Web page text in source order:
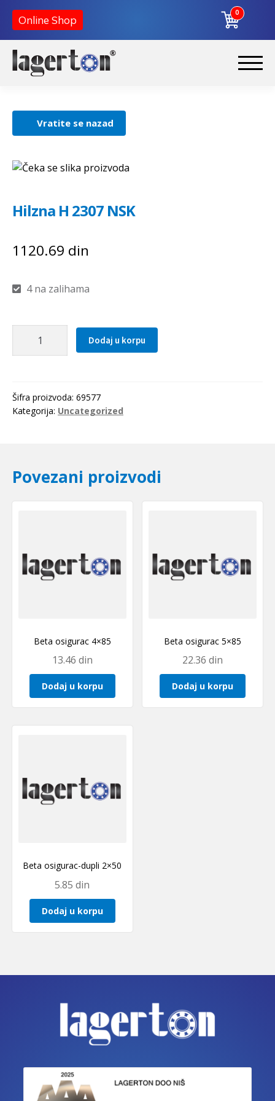
Online Shop
0
Početna
O nama
Kontakt
Vratite se nazad
Hilzna H 2307 NSK
1120.69 din
4 na zalihama
količina
Dodaj u korpu
Šifra proizvoda: 69577
Kategorija: Uncategorized
Povezani proizvodi
Beta osigurac 4×85
13.46 din
Dodaj u korpu
Beta osigurac 5×85
22.36din
Dodaj u korpu
Beta osigurac-dupli 2×50
5.85din
Dodaj u korpu